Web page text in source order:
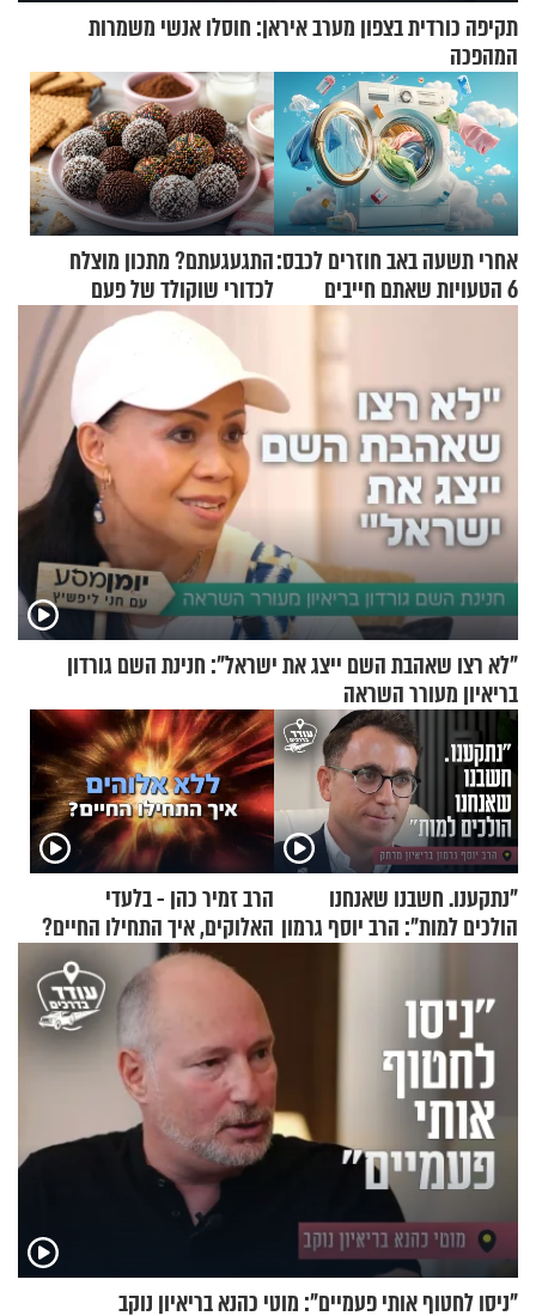
תקיפה כורדית בצפון מערב איראן: חוסלו אנשי משמרות
המהפכה
אחרי תשעה באב חוזרים לכבס:
6 הטעויות שאתם חייבים
התגעגעתם? מתכון מוצלח
לכדורי שוקולד של פעם
"לא רצו שאהבת השם ייצג את ישראל": חנינת השם גורדון
בריאיון מעורר השראה
"נתקענו. חשבנו שאנחנו
הולכים למות": הרב יוסף גרמון
הרב זמיר כהן - בלעדי
האלוקים, איך התחילו החיים?
"ניסו לחטוף אותי פעמיים": מוטי כהנא בריאיון נוקב